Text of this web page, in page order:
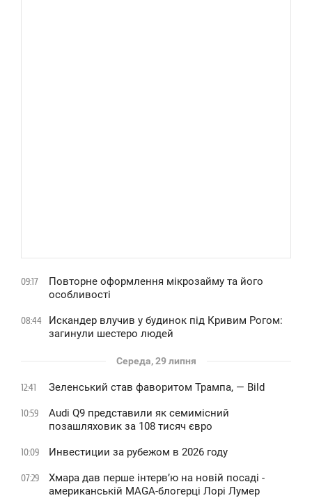
09:17
Повторне оформлення мікрозайму та його
особливості
08:44
Искандер влучив у будинок під Кривим Рогом:
загинули шестеро людей
Середа, 29 липня
12:41 Зеленський став фаворитом Трампа, — Bild
10:59
Audi Q9 представили як семимісний
позашляховик за 108 тисяч євро
10:09 Инвестиции за рубежом в 2026 году
07:29
Хмара дав перше інтервʼю на новій посаді -
американській MAGA-блогерці Лорі Лумер